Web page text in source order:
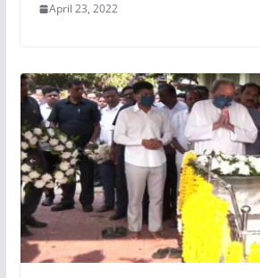
April 23, 2022